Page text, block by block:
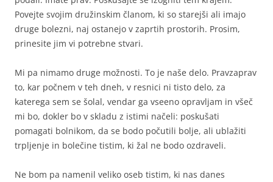
Povejte svojim družinskim članom, ki so starejši ali imajo
druge bolezni, naj ostanejo v zaprtih prostorih. Prosim,
prinesite jim vi potrebne stvari.
Mi pa nimamo druge možnosti. To je naše delo. Pravzaprav
to, kar počnem v teh dneh, v resnici ni tisto delo, za
katerega sem se šolal, vendar ga vseeno opravljam in všeč
mi bo, dokler bo v skladu z istimi načeli: poskušati
pomagati bolnikom, da se bodo počutili bolje, ali ublažiti
trpljenje in bolečine tistim, ki žal ne bodo ozdraveli.
Ne bom pa namenil veliko oseb tistim, ki nas danes